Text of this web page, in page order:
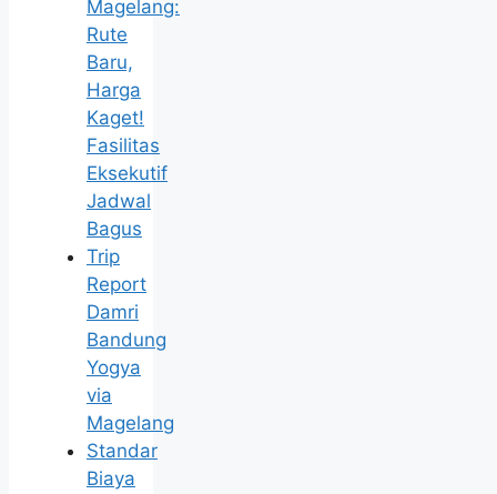
Magelang:
Rute
Baru,
Harga
Kaget!
Fasilitas
Eksekutif
Jadwal
Bagus
Trip
Report
Damri
Bandung
Yogya
via
Magelang
Standar
Biaya